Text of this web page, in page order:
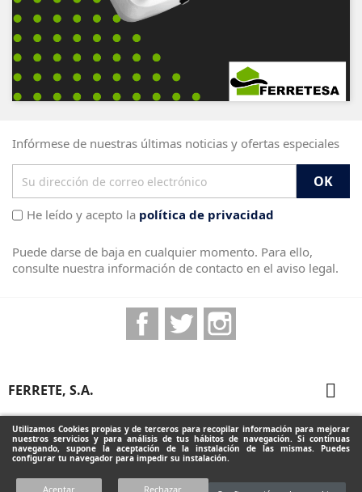
Utilizamos Cookies propias y de terceros para recopilar información para mejorar
nuestros servicios y para análisis de tus hábitos de navegación. Si continuas
navegando, supone la aceptación de la instalación de las mismas. Puedes
configurar tu navegador para impedir su instalación.
Aceptar Rechazar
Infórmese de nuestras últimas noticias y ofertas especiales
He leído y acepto la política de privacidad
Puede darse de baja en cualquier momento. Para ello,
consulte nuestra información de contacto en el aviso legal.
FacebookTwitter
FERRETE, S.A. 
PRODUCTOS 